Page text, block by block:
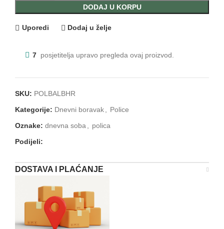
DODAJ U KORPU
Uporedi Dodaj u želje
7 posjetitelja upravo pregleda ovaj proizvod.
SKU: POLBALBHR
Kategorije: Dnevni boravak
Police
Oznake: dnevna soba
polica
Podijeli:
DOSTAVA I PLAĆANJE